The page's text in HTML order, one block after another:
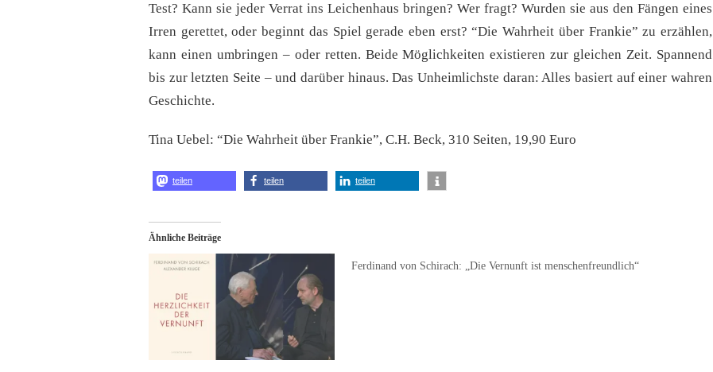
Test? Kann sie jeder Verrat ins Leichenhaus bringen? Wer fragt? Wurden sie aus den Fängen eines
Irren gerettet, oder beginnt das Spiel gerade eben erst? “Die Wahrheit über Frankie” zu erzählen,
kann einen umbringen – oder retten. Beide Möglichkeiten existieren zur gleichen Zeit. Spannend
bis zur letzten Seite – und darüber hinaus. Das Unheimlichste daran: Alles basiert auf einer wahren
Geschichte.
Tina Uebel: “Die Wahrheit über Frankie”, C.H. Beck, 310 Seiten, 19,90 Euro
teilen teilen teilen
Ähnliche Beiträge
Ferdinand von Schirach: „Die Vernunft ist menschenfreundlich“